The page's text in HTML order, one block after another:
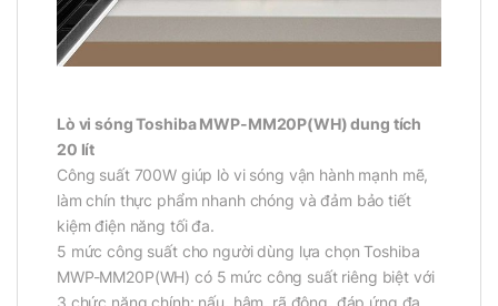
Lò vi sóng Toshiba MWP-MM20P(WH) dung tích
20 lít
Công suất 700W giúp lò vi sóng vận hành mạnh mẽ,
làm chín thực phẩm nhanh chóng và đảm bảo tiết
kiệm điện năng tối đa.
5 mức công suất cho người dùng lựa chọn Toshiba
MWP-MM20P(WH) có 5 mức công suất riêng biệt với
3 chức năng chính: nấu, hâm, rã đông, đáp ứng đa